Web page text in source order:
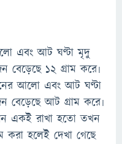
এবং আট ঘণ্টা মৃদু
১২ গ্রাম করে৷
আলো এবং আট ঘণ্টা
বেড়েছে আট গ্রাম করে৷
একই রাখা হতো তখন
করা হলেই দেখা গেছে